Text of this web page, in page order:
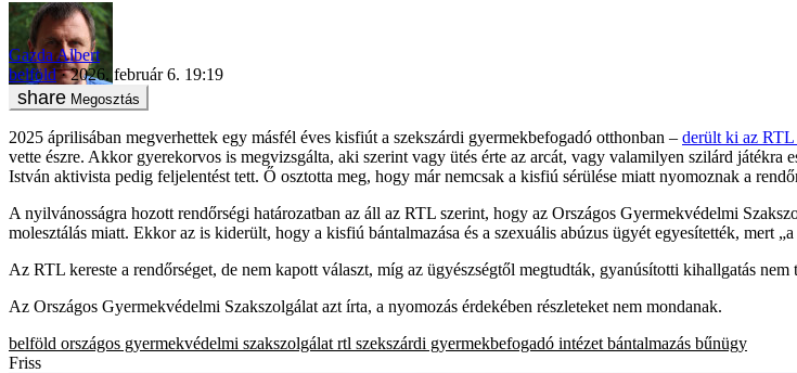
Gazda Albert
belföld
2026. február 6. 19:19
Megosztás
2025 áprilisában megverhettek egy másfél éves kisfiút a szekszárdi gyermekbefogadó otthonban – derült ki az
vette észre. Akkor gyerekorvos is megvizsgálta, aki szerint vagy ütés érte az arcát, vagy valamilyen szilárd
István aktivista pedig feljelentést tett. Ő osztotta meg, hogy már nemcsak a kisfiú sérülése miatt nyomoznak a
A nyilvánosságra hozott rendőrségi határozatban az áll az RTL szerint, hogy az Országos Gyermekvédelmi
molesztálás miatt. Ekkor az is kiderült, hogy a kisfiú bántalmazása és a szexuális abúzus ügyét egyesítették, mert
Az RTL kereste a rendőrséget, de nem kapott választ, míg az ügyészségtől megtudták, gyanúsítotti kihallgatás nem
Az Országos Gyermekvédelmi Szakszolgálat azt írta, a nyomozás érdekében részleteket nem mondanak.
belföld országos gyermekvédelmi szakszolgálat rtl szekszárdi gyermekbefogadó intézet bántalmazás bűnügy
Friss